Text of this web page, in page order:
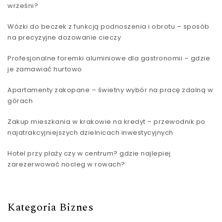
wrześni?
Wózki do beczek z funkcją podnoszenia i obrotu – sposób
na precyzyjne dozowanie cieczy
Profesjonalne foremki aluminiowe dla gastronomii – gdzie
je zamawiać hurtowo
Apartamenty zakopane – świetny wybór na pracę zdalną w
górach
Zakup mieszkania w krakowie na kredyt – przewodnik po
najatrakcyjniejszych dzielnicach inwestycyjnych
Hotel przy plaży czy w centrum? gdzie najlepiej
zarezerwować nocleg w rowach?
Kategoria Biznes